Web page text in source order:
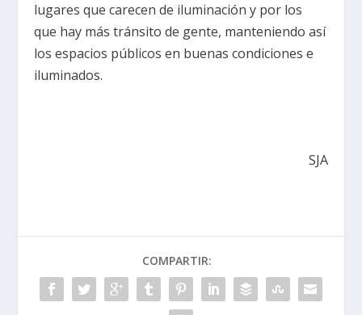
lugares que carecen de iluminación y por los
que hay más tránsito de gente, manteniendo así
los espacios públicos en buenas condiciones e
iluminados.
SJA
COMPARTIR: